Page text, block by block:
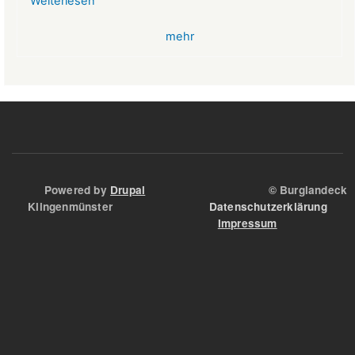
mehr
Powered by Drupal © Burglandeck
Klingenmünster Datenschutzerklärung
Impressum